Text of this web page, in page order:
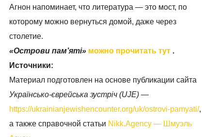
Агнон напоминает, что литература — это мост, по
которому можно вернуться домой, даже через
столетие.
«Острови пам’яті» можно прочитать тут .
Источники:
Материал подготовлен на основе публикации сайта
Українсько-єврейська зустріч (UJE) —
https://ukrainianjewishencounter.org/uk/ostrovi-pamyati/,
а также справочной статьи Nikk.Agency — Шмуэль